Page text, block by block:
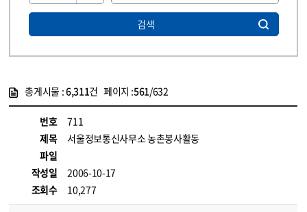
검색
총게시물 :6,311건 페이지 :561/632
번호
711
제목
서울정보통신사무소 농촌봉사활동
파일
작성일
2006-10-17
조회수
10,277